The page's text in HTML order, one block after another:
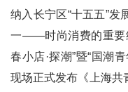
纳入长宁区“十五五”发
一——时尚消费的重要
春小店·探潮”暨“国潮
现场正式发布《上海共